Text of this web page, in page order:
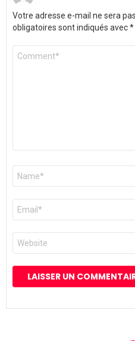
Votre adresse e-mail ne sera
obligatoires sont indiqués avec*
Commentaire
Nom
E-
mail
*
Site
web